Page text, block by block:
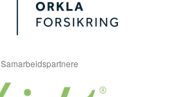
Samarbeidspartnere